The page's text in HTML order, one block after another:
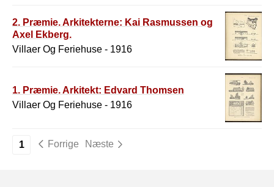
2. Præmie. Arkitekterne: Kai Rasmussen og
Axel Ekberg.
Villaer Og Feriehuse - 1916
1. Præmie. Arkitekt: Edvard Thomsen
Villaer Og Feriehuse - 1916
1 Forrige Næste